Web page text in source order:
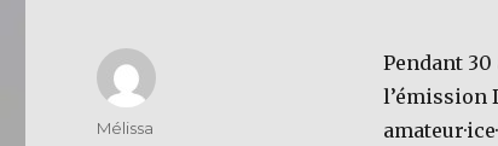
Pendant
l’émission
Auteur
Mélissa